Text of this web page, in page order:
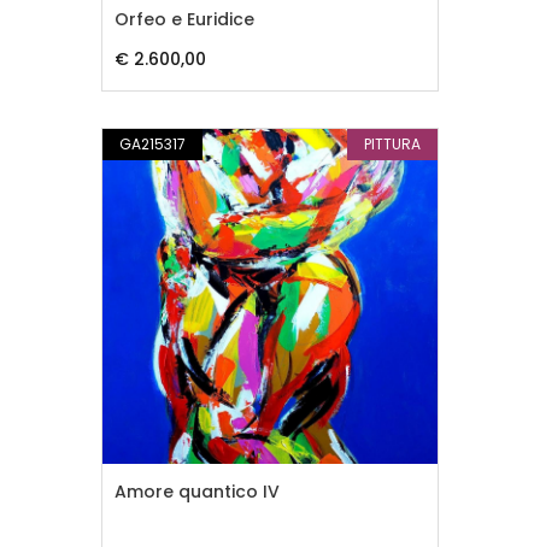
Orfeo e Euridice
€ 2.600,00
GA215317 PITTURA
Amore quantico IV